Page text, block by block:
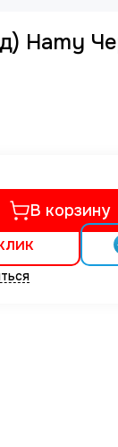
Hamy
В корзину